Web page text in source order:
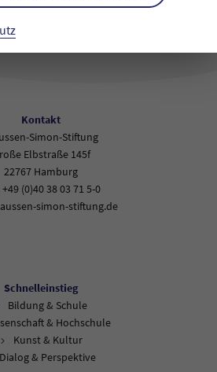
Kontakt
Simon-Stiftung
Elbstraße 145f
22767 Hamburg
(0)40 38 03 71 5-0
simon-stiftung.de
Schnelleinstieg
Bildung & Schule
& Hochschule
Kunst & Kultur
Dialog & Perspektive